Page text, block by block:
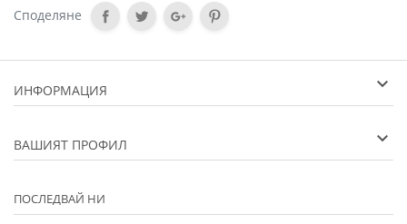
Споделяне
ИНФОРМАЦИЯ
ВАШИЯТ ПРОФИЛ
ПОСЛЕДВАЙ НИ